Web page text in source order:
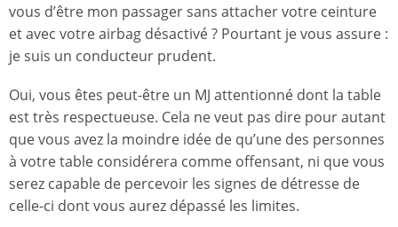
vous d’être mon passager sans attacher votre ceinture
et avec votre airbag désactivé ? Pourtant je vous assure :
je suis un conducteur prudent.
Oui, vous êtes peut-être un MJ attentionné dont la table
est très respectueuse. Cela ne veut pas dire pour autant
que vous avez la moindre idée de qu’une des personnes
à votre table considérera comme offensant, ni que vous
serez capable de percevoir les signes de détresse de
celle-ci dont vous aurez dépassé les limites.